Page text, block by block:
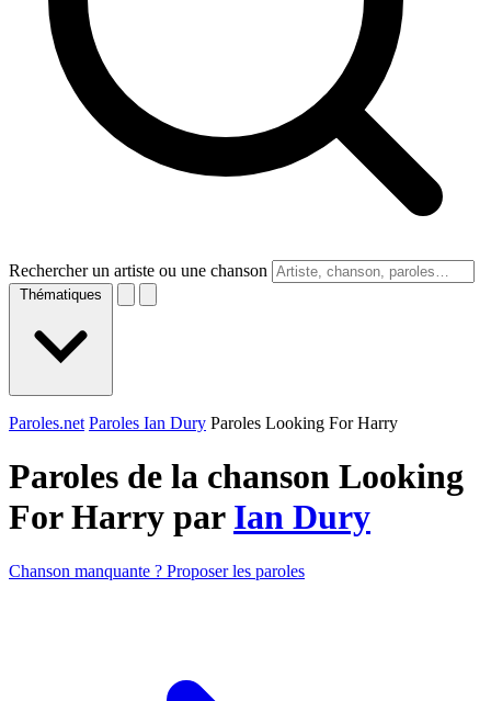
Rechercher un artiste ou une chanson
Thématiques
Paroles.net Paroles Ian Dury Paroles Looking For Harry
Paroles de la chanson Looking
For Harry par Ian Dury
Chanson manquante ? Proposer les paroles